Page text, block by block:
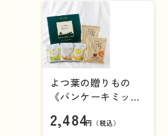
よつ葉の贈りもの
《パンケーキミック
せ》ＳＨーＢ【ギフ
2,484円（税込）